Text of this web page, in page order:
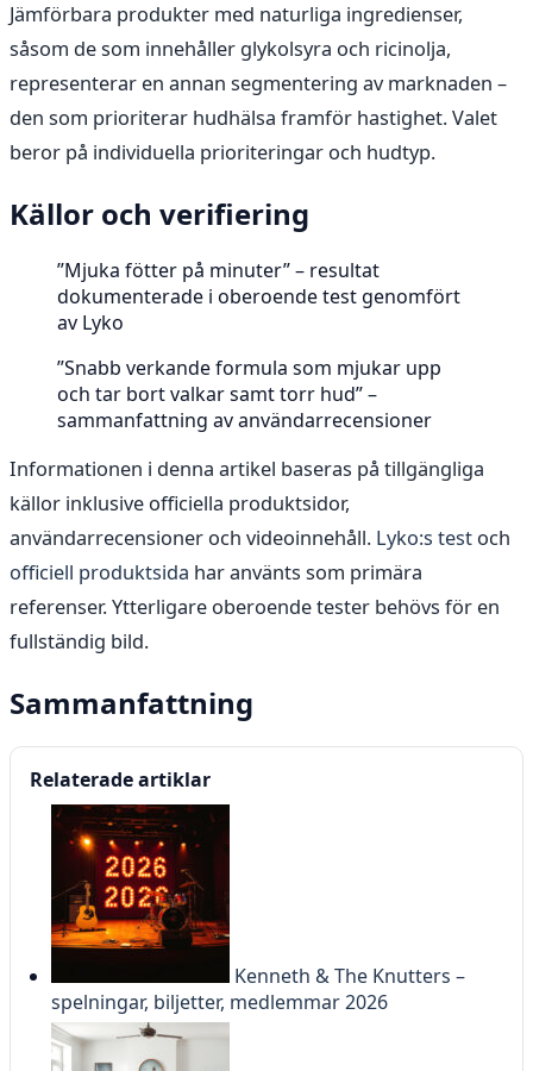
Jämförbara produkter med naturliga ingredienser,
såsom de som innehåller glykolsyra och ricinolja,
representerar en annan segmentering av marknaden –
den som prioriterar hudhälsa framför hastighet. Valet
beror på individuella prioriteringar och hudtyp.
Källor och verifiering
”Mjuka fötter på minuter” – resultat
dokumenterade i oberoende test genomfört
av Lyko
”Snabb verkande formula som mjukar upp
och tar bort valkar samt torr hud” –
sammanfattning av användarrecensioner
Informationen i denna artikel baseras på tillgängliga
källor inklusive officiella produktsidor,
användarrecensioner och videoinnehåll. Lyko:s test och
officiell produktsida har använts som primära
referenser. Ytterligare oberoende tester behövs för en
fullständig bild.
Sammanfattning
Relaterade artiklar
Kenneth & The Knutters –
spelningar, biljetter, medlemmar 2026